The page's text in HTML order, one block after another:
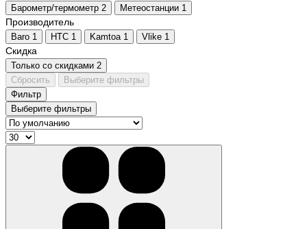
Барометр/термометр 2 Метеостанции 1
Производитель
Baro 1 HTC 1 Kamtoa 1 Vlike 1
Скидка
Только со cкидками 2
Сбросить
Выберите фильтры
Фильтр
Выберите фильтры